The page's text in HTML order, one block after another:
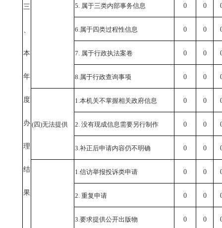
三
、
本
年
度
办
理
结
果
5. 属于三类内部事务信息 0 0
6.属于四类过程性信息 0 0
7. 属于行政执法案卷 0 0
8.属于行政查询事项 0 0
(四)无法提供
1.本机关不掌握相关政府信息 0 0
2. 没有现成信息需要另行制作 0 0
3.补正后申请内容仍不明确 0 0
1.信访举报投诉类申请 0 0
2. 重复申请 0 0
3.要求提供公开出版物 0 0